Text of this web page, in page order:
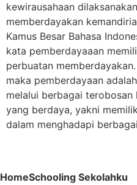
kewirausahaan
memberdayakan
Kamus Besar Bahasa
kata pemberdayaaan
perbuatan
maka pemberdayaan
melalui berbagai
yang berdaya, yakni
dalam menghadapi
HomeSchooling Sekolahku